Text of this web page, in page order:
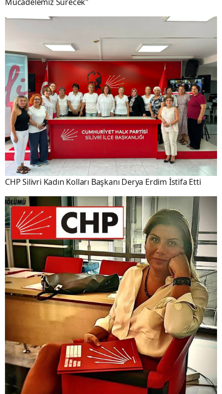
CHP Silivri Kadın Kolları Başkanı Derya Erdim İstifa Etti